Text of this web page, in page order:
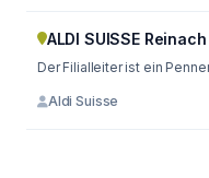
ALDI SUISSE Reinach
Der Filialleiter ist ein
Aldi Suisse